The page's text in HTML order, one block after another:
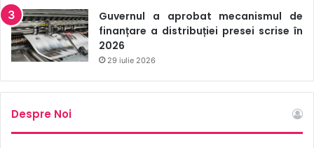
Guvernul a aprobat mecanismul de
finanțare a distribuției presei scrise în
2026
29 iulie 2026
Despre Noi